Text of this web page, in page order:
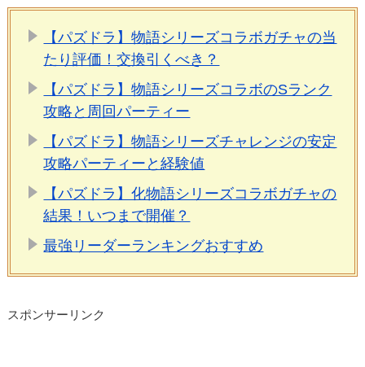
【パズドラ】物語シリーズコラボガチャの当
たり評価！交換引くべき？
【パズドラ】物語シリーズコラボのSランク
攻略と周回パーティー
【パズドラ】物語シリーズチャレンジの安定
攻略パーティーと経験値
【パズドラ】化物語シリーズコラボガチャの
結果！いつまで開催？
最強リーダーランキングおすすめ
スポンサーリンク